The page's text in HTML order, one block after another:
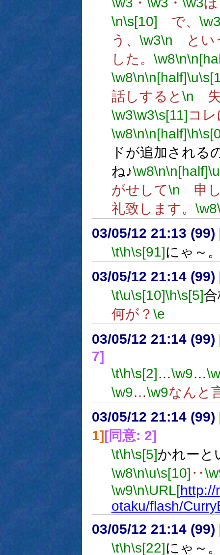
\n\s[10] で、
う、 \w3\n とい
した。 \w8\n
\w8\n\n[half]\u
話しすると \n 失
\w3\w3\s[11]コ
\w8\n\n[half]\h
ドが追加される
ね♪\w8\n\n[half]\u
がせして\n 申
礼致します。 \w8
03/05/12 21:13 (99)
\t\h\s[91]にゃ～
03/05/12 21:14 (99)
\t\u\s[10]\h\s[5]
何が？ \e
03/05/12 21:14 (99)
7]
\t\h\s[2]…\w9…
\w9…\w9なんと
03/05/12 21:14 (99)
1][同意: 2]
\t\h\s[5]かれーと
\w8\n\u\s[10] ‥
\w9\n\URL[http://
otaku/flash/
03/05/12 21:14 (99)
\t\h\s[22]にゃ～